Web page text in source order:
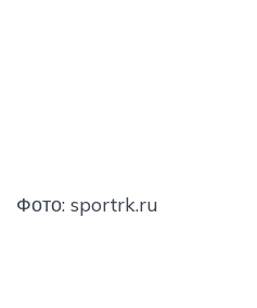
Фото: sportrk.ru